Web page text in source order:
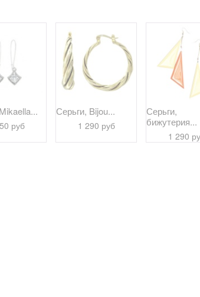
руб
Серьги, Bijou...
1 290 руб
Серьги,
бижутерия...
1 290